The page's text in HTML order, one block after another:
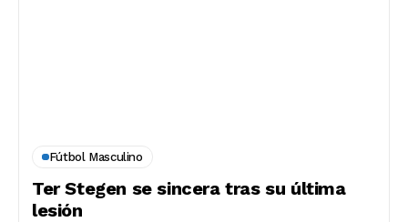
Fútbol Masculino
Ter Stegen se sincera tras su última
lesión